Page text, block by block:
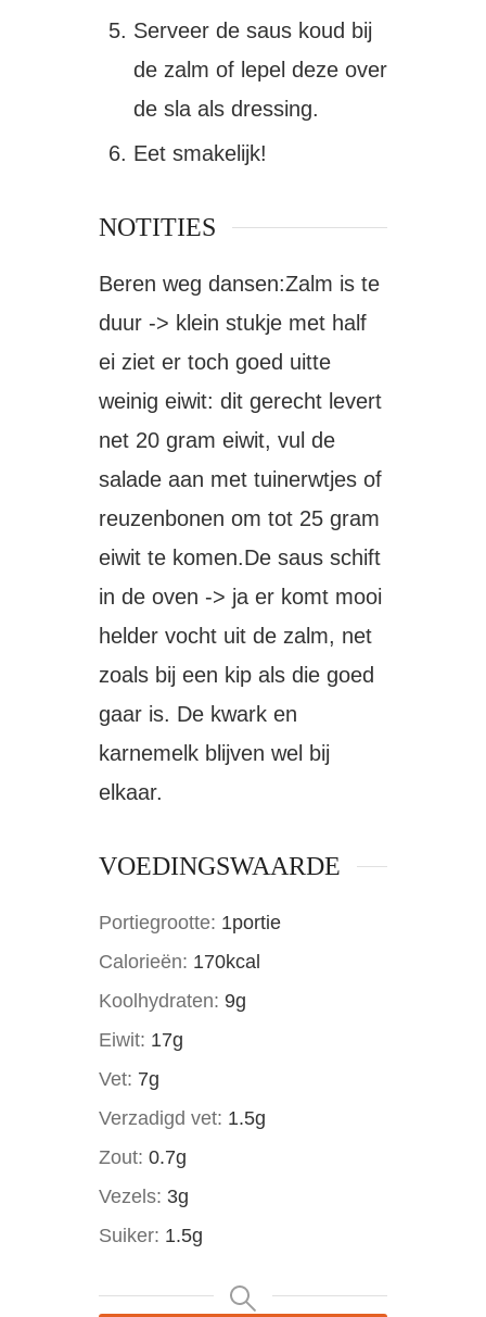
Serveer de saus koud bij
de zalm of lepel deze over
de sla als dressing.
Eet smakelijk!
NOTITIES
Beren weg dansen:Zalm is te
duur -> klein stukje met half
ei ziet er toch goed uitte
weinig eiwit: dit gerecht levert
net 20 gram eiwit, vul de
salade aan met tuinerwtjes of
reuzenbonen om tot 25 gram
eiwit te komen.De saus schift
in de oven -> ja er komt mooi
helder vocht uit de zalm, net
zoals bij een kip als die goed
gaar is. De kwark en
karnemelk blijven wel bij
elkaar.
VOEDINGSWAARDE
Portiegrootte: 1portie
Calorieën: 170kcal
Koolhydraten: 9g
Eiwit: 17g
Vet: 7g
Verzadigd vet: 1.5g
Zout: 0.7g
Vezels: 3g
Suiker: 1.5g